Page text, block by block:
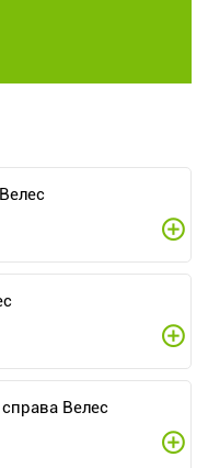
Велес